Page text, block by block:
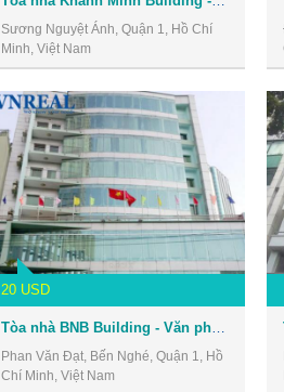
Sương Nguyệt Ánh, Quận 1, Hồ Chí
Minh, Việt Nam
20 USD
Phan Văn Đạt, Bến Nghé, Quận 1, Hồ
Chí Minh, Việt Nam